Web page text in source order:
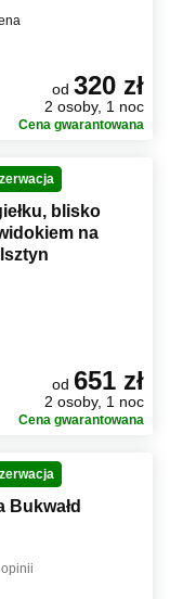
od 320 zł
2 osoby, 1 noc
Cena gwarantowana
blisko
na
od 651 zł
2 osoby, 1 noc
Cena gwarantowana
Bukwałd
opinii